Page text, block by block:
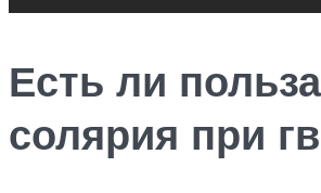
Есть ли
солярия при гв